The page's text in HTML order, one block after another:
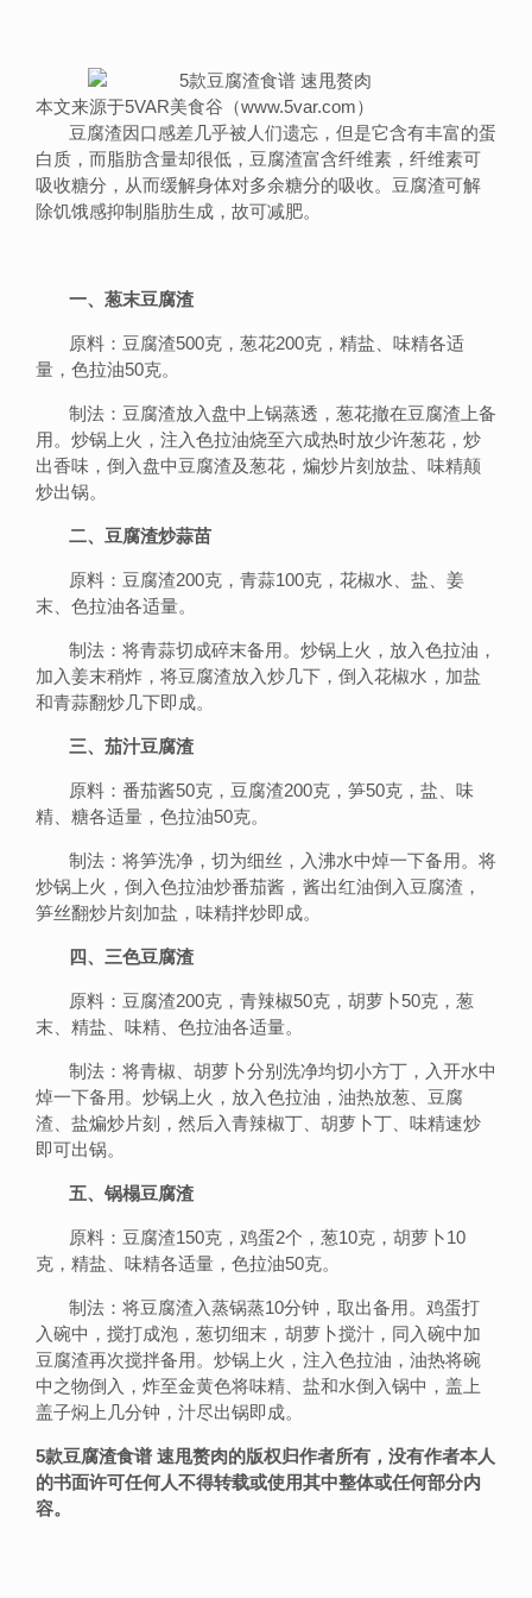
本文来源于5VAR美食谷（www.5var.com）
豆腐渣因口感差几乎被人们遗忘，但是它含有丰富的蛋
白质，而脂肪含量却很低，豆腐渣富含纤维素，纤维素可
吸收糖分，从而缓解身体对多余糖分的吸收。豆腐渣可解
除饥饿感抑制脂肪生成，故可减肥。
一、葱末豆腐渣
原料：豆腐渣500克，葱花200克，精盐、味精各适
量，色拉油50克。
制法：豆腐渣放入盘中上锅蒸透，葱花撤在豆腐渣上备
用。炒锅上火，注入色拉油烧至六成热时放少许葱花，炒
出香味，倒入盘中豆腐渣及葱花，煸炒片刻放盐、味精颠
炒出锅。
二、豆腐渣炒蒜苗
原料：豆腐渣200克，青蒜100克，花椒水、盐、姜
末、色拉油各适量。
制法：将青蒜切成碎末备用。炒锅上火，放入色拉油，
加入姜末稍炸，将豆腐渣放入炒几下，倒入花椒水，加盐
和青蒜翻炒几下即成。
三、茄汁豆腐渣
原料：番茄酱50克，豆腐渣200克，笋50克，盐、味
精、糖各适量，色拉油50克。
制法：将笋洗净，切为细丝，入沸水中焯一下备用。将
炒锅上火，倒入色拉油炒番茄酱，酱出红油倒入豆腐渣，
笋丝翻炒片刻加盐，味精拌炒即成。
四、三色豆腐渣
原料：豆腐渣200克，青辣椒50克，胡萝卜50克，葱
末、精盐、味精、色拉油各适量。
制法：将青椒、胡萝卜分别洗净均切小方丁，入开水中
焯一下备用。炒锅上火，放入色拉油，油热放葱、豆腐
渣、盐煸炒片刻，然后入青辣椒丁、胡萝卜丁、味精速炒
即可出锅。
五、锅榻豆腐渣
原料：豆腐渣150克，鸡蛋2个，葱10克，胡萝卜10
克，精盐、味精各适量，色拉油50克。
制法：将豆腐渣入蒸锅蒸10分钟，取出备用。鸡蛋打
入碗中，搅打成泡，葱切细末，胡萝卜搅汁，同入碗中加
豆腐渣再次搅拌备用。炒锅上火，注入色拉油，油热将碗
中之物倒入，炸至金黄色将味精、盐和水倒入锅中，盖上
盖子焖上几分钟，汁尽出锅即成。
5款豆腐渣食谱 速甩赘肉的版权归作者所有，没有作者本人
的书面许可任何人不得转载或使用其中整体或任何部分内
容。